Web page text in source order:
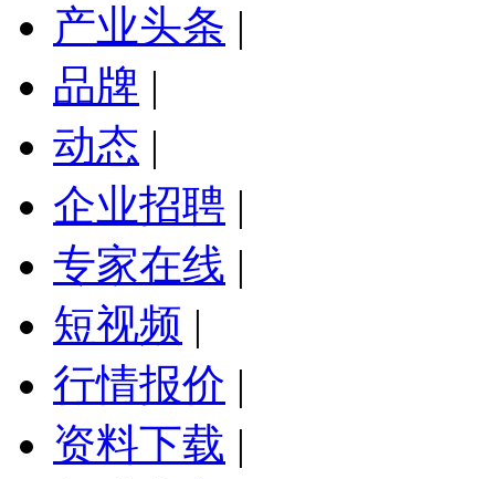
产业头条 |
品牌 |
动态 |
企业招聘 |
专家在线 |
短视频 |
行情报价 |
资料下载 |